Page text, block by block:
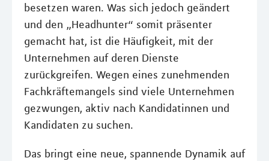
besetzen waren. Was sich jedoch geändert
und den „Headhunter“ somit präsenter
gemacht hat, ist die Häufigkeit, mit der
Unternehmen auf deren Dienste
zurückgreifen. Wegen eines zunehmenden
Fachkräftemangels sind viele Unternehmen
gezwungen, aktiv nach Kandidatinnen und
Kandidaten zu suchen.
Das bringt eine neue, spannende Dynamik auf